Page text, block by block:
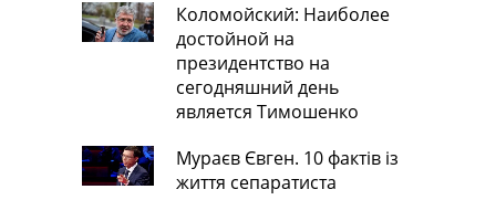
Коломойский: Наиболее
достойной на
президентство на
сегодняшний день
является Тимошенко
Мураєв Євген. 10 фактів із
життя сепаратиста